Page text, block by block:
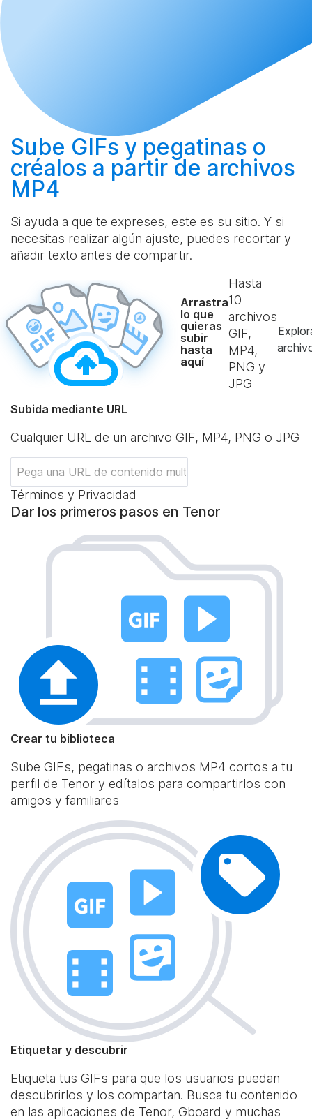
Sube GIFs y pegatinas o
créalos a partir de archivos
MP4
Si ayuda a que te expreses, este es su sitio. Y si
necesitas realizar algún ajuste, puedes recortar y
añadir texto antes de compartir.
Arrastra
lo que
quieras
subir
hasta
aquí
Hasta
10
archivos
GIF,
MP4,
PNG y
JPG
Subida mediante URL
Cualquier URL de un archivo GIF, MP4, PNG o JPG
Términos y Privacidad
Dar los primeros pasos en Tenor
Crear tu biblioteca
Sube GIFs, pegatinas o archivos MP4 cortos a tu
perfil de Tenor y edítalos para compartirlos con
amigos y familiares
Etiquetar y descubrir
Etiqueta tus GIFs para que los usuarios puedan
descubrirlos y los compartan. Busca tu contenido
en las aplicaciones de Tenor, Gboard y muchas